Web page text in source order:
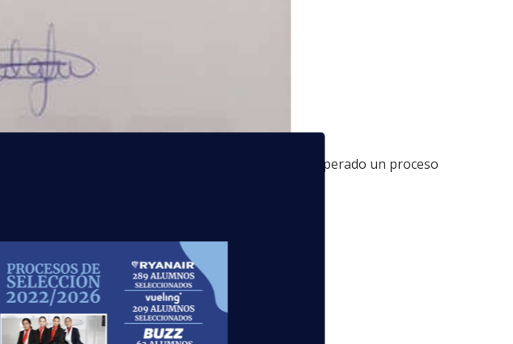
(74T), todos ellos alumnos de Alicante. Han superado un proceso